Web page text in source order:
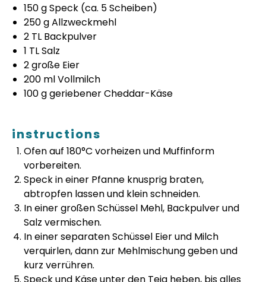
150 gSpeck (ca. 5Scheiben)
250 gAllzweckmehl
2 TL Backpulver
1 TL Salz
2große Eier
200 ml Vollmilch
100 ggeriebener Cheddar-Käse
instructions
Ofen auf 180°C vorheizen und Muffinform
vorbereiten.
Speck in einer Pfanne knusprig braten,
abtropfen lassen und klein schneiden.
In einer großen Schüssel Mehl, Backpulver und
Salz vermischen.
In einer separaten Schüssel Eier und Milch
verquirlen, dann zur Mehlmischung geben und
kurz verrühren.
Speck und Käse unter den Teig heben, bis alles